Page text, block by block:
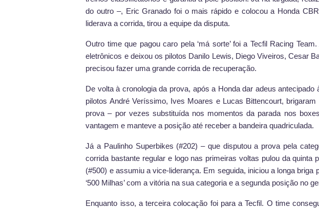
do outro –, Eric Granado foi o mais rápido e colocou a Honda
liderava a corrida, tirou a equipe da disputa.
Outro time que pagou caro pela ‘má sorte’ foi a Tecfil Racing
eletrônicos e deixou os pilotos Danilo Lewis, Diego Viveiros, Cesar
precisou fazer uma grande corrida de recuperação.
De volta à cronologia da prova, após a Honda dar adeus
pilotos André Veríssimo, Ives Moares e Lucas Bittencourt,
prova – por vezes substituída nos momentos da parada nos
vantagem e manteve a posição até receber a bandeira quadriculada.
Já a Paulinho Superbikes (#202) – que disputou a prova pela
corrida bastante regular e logo nas primeiras voltas pulou da
(#500) e assumiu a vice-liderança. Em seguida, iniciou a longa
‘500 Milhas’ com a vitória na sua categoria e a segunda posição no
Enquanto isso, a terceira colocação foi para a Tecfil. O time